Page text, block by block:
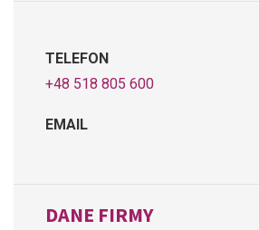
TELEFON
+48 518 805 600
EMAIL
DANE FIRMY